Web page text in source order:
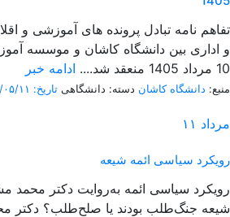
تفاهم نامه تبادل پرونده‌ های آموزشی و
و اداری بین دانشگاه کاشان و موسسه
10 مرداد 1405 منعقد شد....
ادامه خبر
منبع: دانشگاه کاشان دسته: دانشگاهی تاریخ: ۱۴۰۵/۰۵/۱۱
۱۱ مرداد
رویکرد سیاسی ائمه شیعه
شیعه جنگ‌طلب بودند یا صلح‌طلب؟ دکتر